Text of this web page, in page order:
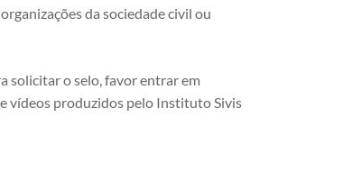
da sociedade civil ou
solicitar o selo, favor entrar em
vídeos produzidos pelo Instituto Sivis